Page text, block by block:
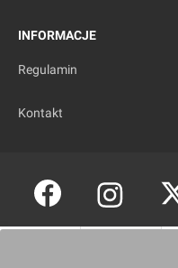
INFORMACJE
Regulamin
Kontakt